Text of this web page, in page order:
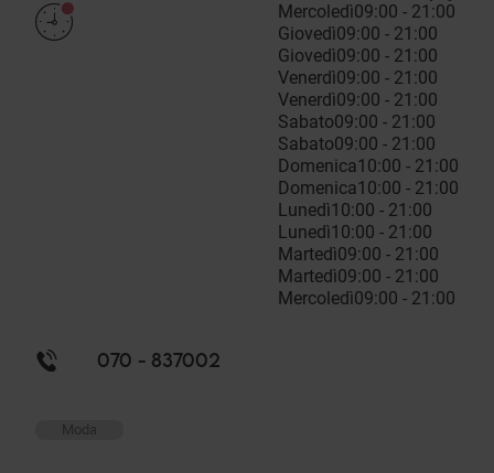
Mercoledì09:00 - 21:00
Giovedì09:00 - 21:00
Giovedì09:00 - 21:00
Venerdì09:00 - 21:00
Venerdì09:00 - 21:00
Sabato09:00 - 21:00
Sabato09:00 - 21:00
Domenica10:00 - 21:00
Domenica10:00 - 21:00
Lunedì10:00 - 21:00
Lunedì10:00 - 21:00
Martedì09:00 - 21:00
Martedì09:00 - 21:00
Mercoledì09:00 - 21:00
070 - 837002
Moda